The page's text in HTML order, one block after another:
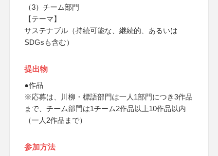
（3）チーム部門
【テーマ】
サステナブル（持続可能な、継続的、あるいは
SDGsも含む）
提出物
●作品
※応募は、川柳・標語部門は一人1部門につき3作品
まで、チーム部門は1チーム2作品以上10作品以内
（一人2作品まで）
参加方法